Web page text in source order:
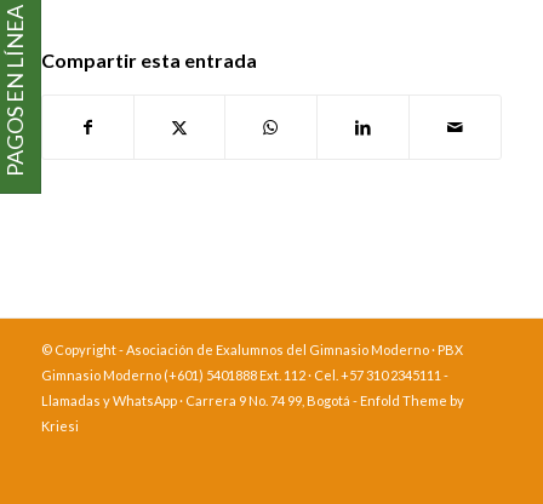
Compartir esta entrada
© Copyright - Asociación de Exalumnos del Gimnasio Moderno · PBX
Gimnasio Moderno (+601) 5401888 Ext. 112 · Cel. +57 310 2345111 -
Llamadas y WhatsApp · Carrera 9 No. 74 99, Bogotá - Enfold Theme by
Kriesi
PAGOS EN LÍNEA